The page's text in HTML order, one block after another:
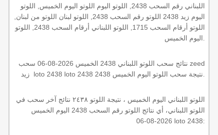
اللبناني رقم السحب 2438, اللوتو اليوم اللوتو اليوم الخميس, اللوتو
اليوم زيد 2438 اللوتو رقم السحب 2438, اللوتو لبنان اللوتو من لبنان,
اللوتو أرقام السحب 1715, اللوتو اللبناني أرقام السحب 2438, اللوتو
نتائج سحب اللوتو اللبناني 2438 الخميس 2026-08-06 سحب zeed
اللوتو اللبناني اليوم الخميس ، نتيجة اللوتو ٢٤٣٨ نتائج آخر سحب في
اللوتو اللبناني، أي نتائج اللوتو رقم السحب 2438 اليوم الخميس
2026-08-06 loto 2438: